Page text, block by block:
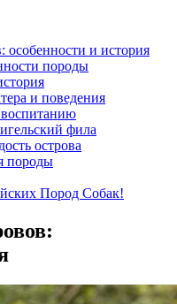
особенности и история
породы
и поведения
фила
острова
породы
Пород Собак!